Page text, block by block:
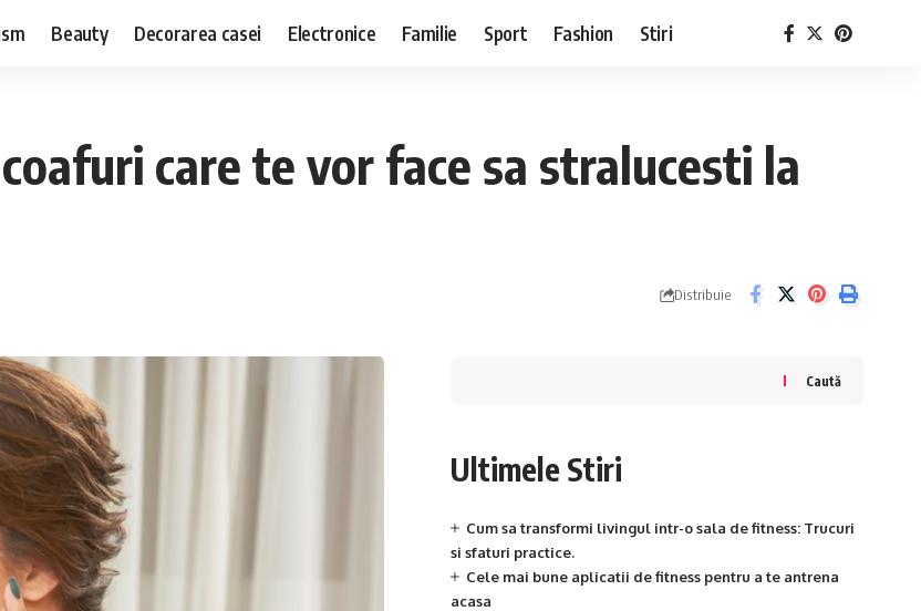
Beauty Decorarea casei Electronice Familie Sport Fashion Stiri
care te vor face sa stralucesti la
Distribuie
Caută
Ultimele Stiri
Cum sa transformi livingul intr-o sala de fitness: Trucuri
si sfaturi practice.
Cele mai bune aplicatii de fitness pentru a te antrena
acasa